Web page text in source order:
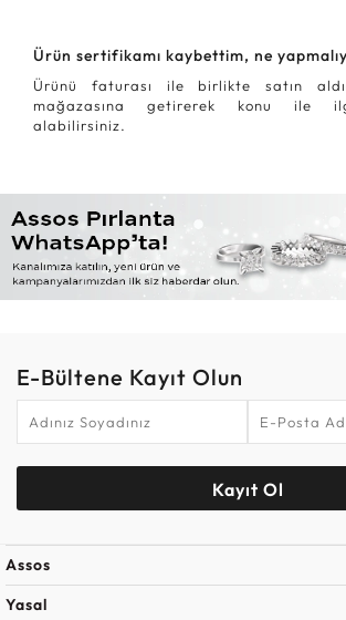
Ürün sertifikamı kaybettim, ne
Ürünü faturası ile birlikte satın
mağazasına getirerek konu ile
alabilirsiniz.
E-Bültene Kayıt Olun
Kayıt Ol
Assos
Yasal